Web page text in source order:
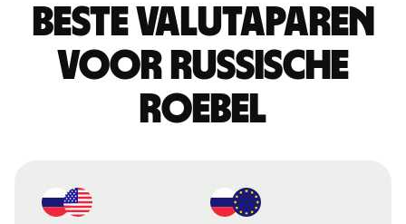
Beste valutaparen
voor Russische
roebel